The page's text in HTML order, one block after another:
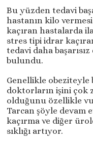
Bu yüzden tedavi
hastanın kilo
kaçıran hastalarda
stres tipi idrar
tedavi daha
bulundu.
Genellikle
doktorların işini çok
olduğunu özellikle
Tarcan şöyle devam
kaçırma ve diğer
sıklığı artıyor.